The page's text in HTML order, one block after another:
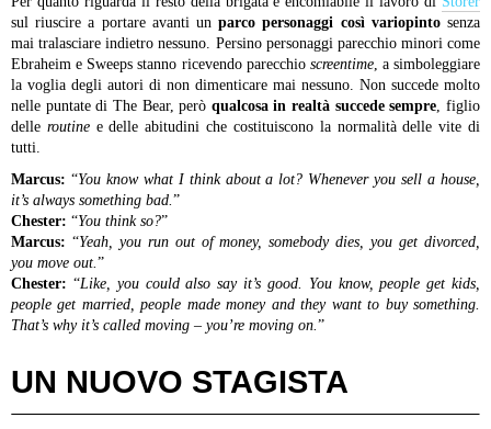
sul riuscire a portare avanti unparco personaggi così variopintosenza
mai tralasciare indietro nessuno. Persino personaggi parecchio minori come
Ebraheim e Sweeps stanno ricevendo parecchio screentime, a simboleggiare
la voglia degli autori di non dimenticare mai nessuno. Non succede molto
nelle puntate di The Bear, però qualcosa in realtà succede sempre, figlio
delle routinee delle abitudini che costituiscono la normalità delle vite di
tutti.
Marcus: “You know what I think about a lot? Whenever you sell a house,
it’s always something bad.”
Chester: “You think so?”
Marcus: “Yeah, you run out of money, somebody dies, you get divorced,
you move out.”
Chester: “Like, you could also say it’s good. You know, people get kids,
people get married, people made money and they want to buy something.
That’s why it’s called moving – you’re moving on.”
UN NUOVO STAGISTA